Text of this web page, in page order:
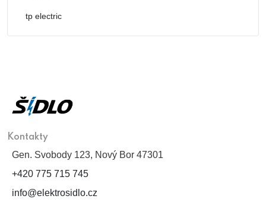
tp electric
Kontakty
Gen. Svobody 123, Nový Bor 47301
+420 775 715 745
info@elektrosidlo.cz